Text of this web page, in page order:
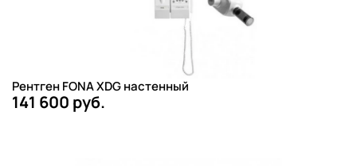
Рентген FONA XDG настенный
141 600 руб.